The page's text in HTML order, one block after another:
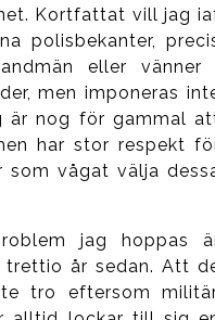
Kortfattat vill jag
polisbekanter,
eller vänner
men imponeras
är nog för gammal
har stor respekt
vågat välja
jag hoppas
år sedan. Att
tro eftersom